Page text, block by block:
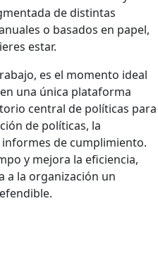
de distintas
o basados en papel,
estar.
es el momento ideal
una única plataforma
central de políticas para
de políticas, la
de cumplimiento.
y mejora la eficiencia,
a la organización un